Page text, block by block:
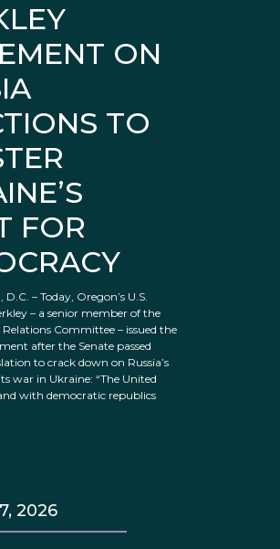
ON
TO
FOR
– Today, Oregon’s U.S.
– a senior member of the
Relations Committee – issued the
after the Senate passed
to crack down on Russia’s
war in Ukraine: “The United
with democratic republics
2026